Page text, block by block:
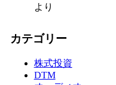
より
カテゴリー
株式投資
DTM